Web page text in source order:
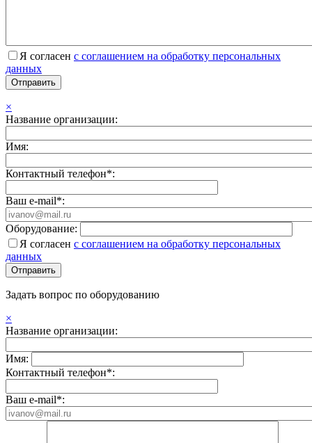
Я согласен с соглашением на обработку персональных
данных
×
Название организации:
Имя:
Контактный телефон*:
Ваш e-mail*:
Оборудование:
Я согласен с соглашением на обработку персональных
данных
Задать вопрос по оборудованию
×
Название организации:
Имя:
Контактный телефон*:
Ваш e-mail*: